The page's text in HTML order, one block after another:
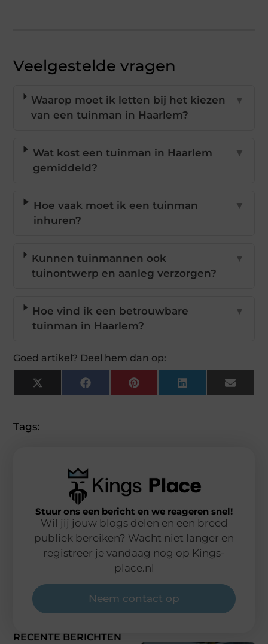
Veelgestelde vragen
Waarop moet ik letten bij het kiezen
van een tuinman in Haarlem?
▼
Wat kost een tuinman in Haarlem
gemiddeld?
▼
Hoe vaak moet ik een tuinman
inhuren?
▼
Kunnen tuinmannen ook
tuinontwerp en aanleg verzorgen?
▼
Hoe vind ik een betrouwbare
tuinman in Haarlem?
▼
Goed artikel? Deel hem dan op:
X
(Twitter)
FacebookPinterestLinkedInEmail
Tags:
RECENTE BERICHTEN
Stuur ons een bericht en we reageren snel!
Wil jij jouw blogs delen en een breed
publiek bereiken? Wacht niet langer en
registreer je vandaag nog op Kings-
place.nl
Neem contact op